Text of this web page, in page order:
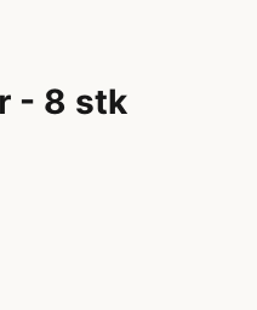
- 8 stk